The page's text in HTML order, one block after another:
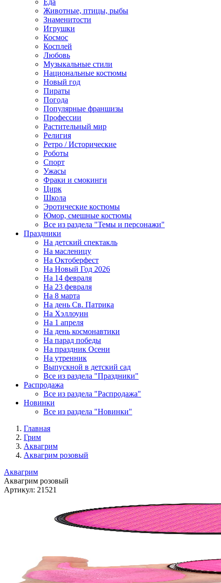
Еда
Животные, птицы, рыбы
Знаменитости
Игрушки
Космос
Косплей
Любовь
Музыкальные стили
Национальные костюмы
Новый год
Пираты
Погода
Популярные франшизы
Профессии
Растительный мир
Религия
Ретро / Исторические
Роботы
Спорт
Ужасы
Фраки и смокинги
Цирк
Школа
Эротические костюмы
Юмор, смешные костюмы
Все из раздела "Темы и персонажи"
Праздники
На детский спектакль
На масленицу
На Октоберфест
На Новый Год 2026
На 14 февраля
На 23 февраля
На 8 марта
На день Св. Патрика
На Хэллоуин
На 1 апреля
На день космонавтики
На парад победы
На праздник Осени
На утренник
Выпускной в детский сад
Все из раздела "Праздники"
Распродажа
Все из раздела "Распродажа"
Новинки
Все из раздела "Новинки"
Главная
Грим
Аквагрим
Аквагрим розовый
Аквагрим
Аквагрим розовый
Артикул: 21521